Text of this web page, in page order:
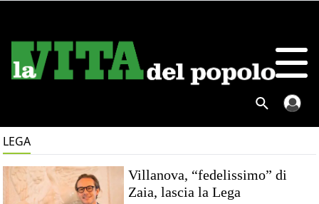
LEGA
Villanova, “fedelissimo” di
Zaia, lascia la Lega